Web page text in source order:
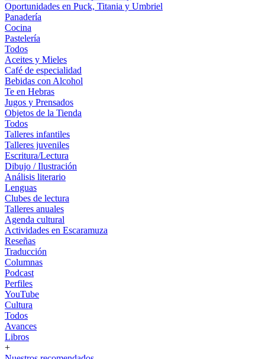
Oportunidades en Puck, Titania y Umbriel
Panadería
Cocina
Pastelería
Todos
Aceites y Mieles
Café de especialidad
Bebidas con Alcohol
Te en Hebras
Jugos y Prensados
Objetos de la Tienda
Todos
Talleres infantiles
Talleres juveniles
Escritura/Lectura
Dibujo / Ilustración
Análisis literario
Lenguas
Clubes de lectura
Talleres anuales
Agenda cultural
Actividades en Escaramuza
Reseñas
Traducción
Columnas
Podcast
Perfiles
YouTube
Cultura
Todos
Avances
Libros
+